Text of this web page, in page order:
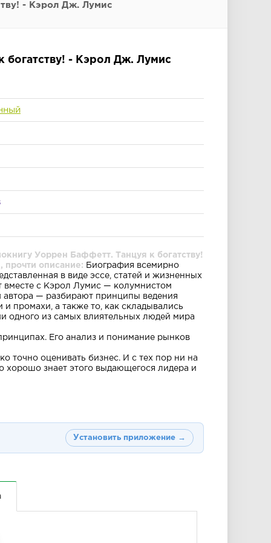
- Кэрол Дж. Лумис
богатству! - Кэрол Дж. Лумис
Уоррен Баффетт. Танцуя к богатству!
прочти описание: Биография всемирно
в виде эссе, статей и жизненных
вместе с Кэрол Лумис — колумнистом
автора — разбирают принципы ведения
и промахи, а также то, как складывались
одного из самых влиятельных людей мира
Его анализ и понимание рынков
точно оценивать бизнес. И с тех пор ни на
хорошо знает этого выдающегося лидера и
Установить приложение →